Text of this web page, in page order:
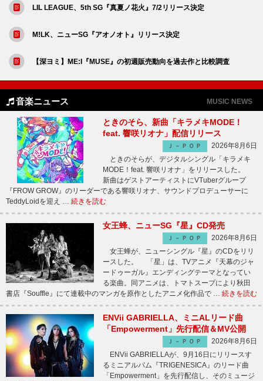
LIL LEAGUE、5th SG『真夏ノ花火』7/2リリース決定
M!LK、ニューSG『アオノオト』リリース決定
【深ヨミ】ME:I『MUSE』の初週販売動向を過去作と比較調査
音楽ニュース MUSIC NEWS
ときのそら、新曲「キラメキMODE！
feat. 響咲リオナ」配信リリース
Ｊ－ＰＯＰ
2026年8月6日
ときのそらが、デジタルシングル「キラメキ
MODE！feat. 響咲リオナ」をリリースした。
新曲はゲストアーティストにVTuberグループ
『FROW GROW』のリーダーである響咲リオナ、サウンドプロデューサーに
TeddyLoidを迎え … 続きを読む
女王蜂、ニューSG『星』CD発売
Ｊ－ＰＯＰ
2026年8月6日
女王蜂が、ニューシングル『星』のCDをリリ
ースした。 「星」は、TVアニメ『天幕のジャ
ードゥーガル』エンディングテーマとなってい
る楽曲。同アニメは、トマトスープにより秋田
書店『Souffle』にて連載中のマンガを原作としたアニメ化作品で … 続きを読む
ENVii GABRIELLA、ミニALリード曲
「Empowerment」先行配信＆MV公開
Ｊ－ＰＯＰ
2026年8月6日
ENVii GABRIELLAが、9月16日にリリースす
るミニアルバム『TRIGENESICA』のリード曲
「Empowerment」を先行配信し、そのミュージ